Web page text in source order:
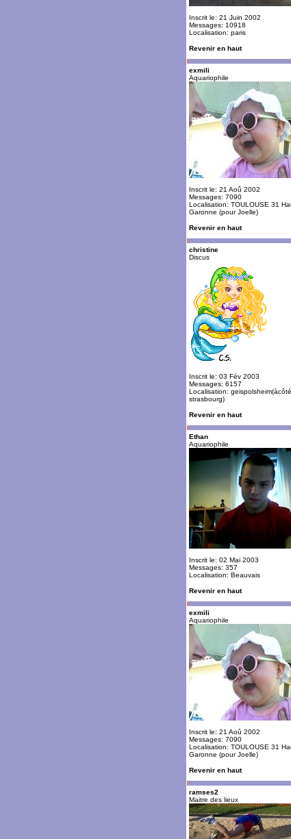
Inscrit le: 21 Juin 2002
Messages: 10918
Localisation: paris
Revenir en haut
exmili
Aquariophile
Inscrit le: 21 Aoû 2002
Messages: 7090
Localisation: TOULOUSE 31
Garonne (pour Joelle)
Revenir en haut
christine
Discus
Inscrit le: 03 Fév 2003
Messages: 6157
Localisation:
strasbourg)
Revenir en haut
Ethan
Aquariophile
Inscrit le: 02 Mai 2003
Messages: 357
Localisation: Beauvais
Revenir en haut
exmili
Aquariophile
Inscrit le: 21 Aoû 2002
Messages: 7090
Localisation: TOULOUSE 31
Garonne (pour Joelle)
Revenir en haut
ramses2
Maitre des lieux